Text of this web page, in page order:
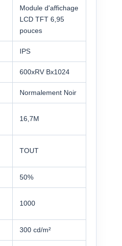
Module d'affichage
LCD TFT 6,95
pouces
IPS
600xRV Bx1024
Normalement Noir
16,7M
TOUT
50%
1000
300 cd/m²